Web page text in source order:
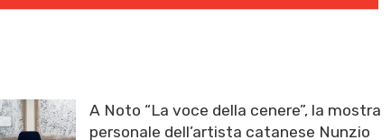
A Noto “La voce della cenere”, la mostra
personale dell’artista catanese Nunzio